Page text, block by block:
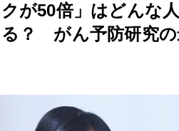
クが50倍」はどん
？ がん予防研究の